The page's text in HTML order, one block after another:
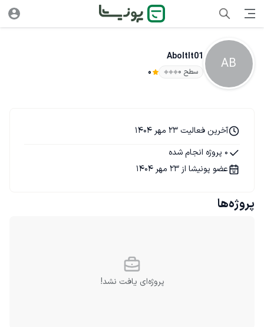
AB
Aboltlt01
سطح ۰ 0
آخرین فعالیت 23 مهر 1404
0 پروژه انجام شده
عضو پونیشا از 23 مهر 1404
پروژه‌ها
پروژه‌ای یافت نشد!